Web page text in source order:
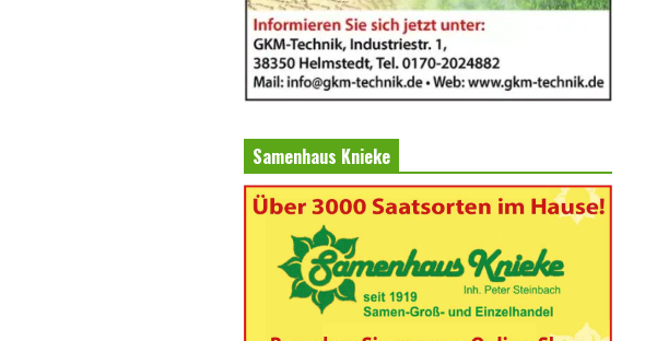
Samenhaus Knieke